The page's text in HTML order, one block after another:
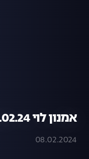
אמנון לוי 08.02.24 - התכנית המלאה
08.02.2024